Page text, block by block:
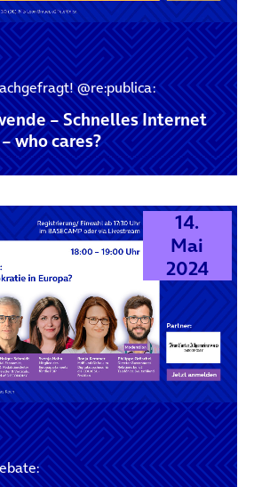
@re:publica:
– Schnelles Internet
who cares?
14.
Mai
2024